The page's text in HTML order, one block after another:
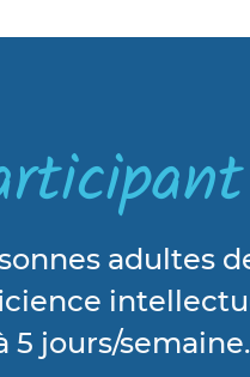
adultes
5 jours/semaine.